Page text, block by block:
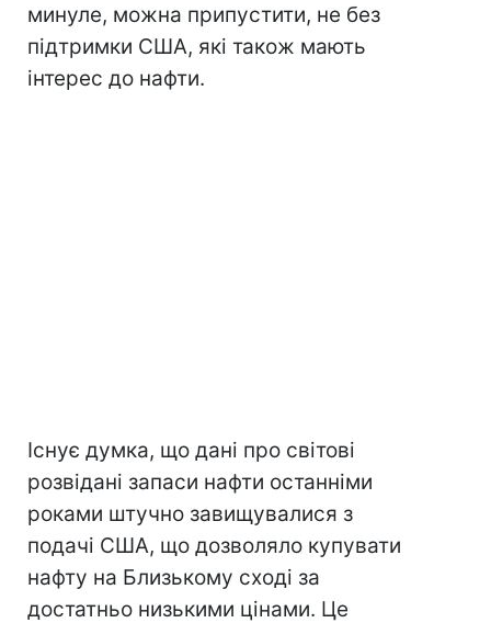
минуле, можна припустити, не без
підтримки США, які також мають
інтерес до нафти.
Існує думка, що дані про світові
розвідані запаси нафти останніми
роками штучно завищувалися з
подачі США, що дозволяло купувати
нафту на Близькому сході за
достатньо низькими цінами. Це